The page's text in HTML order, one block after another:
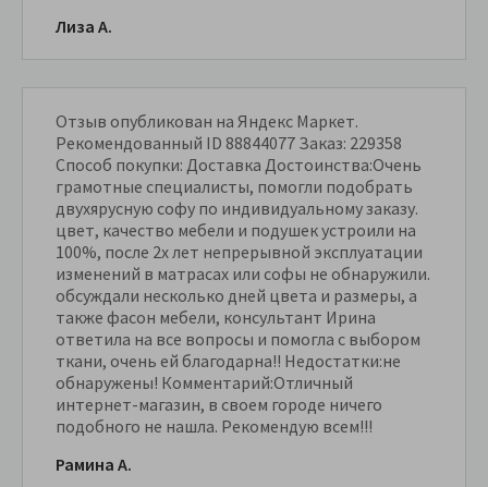
Лиза А.
Отзыв опубликован на Яндекс Маркет.
Рекомендованный ID 88844077 Заказ: 229358
Способ покупки: Доставка Достоинства:Очень
грамотные специалисты, помогли подобрать
двухярусную софу по индивидуальному заказу.
цвет, качество мебели и подушек устроили на
100%, после 2х лет непрерывной эксплуатации
изменений в матрасах или софы не обнаружили.
обсуждали несколько дней цвета и размеры, а
также фасон мебели, консультант Ирина
ответила на все вопросы и помогла с выбором
ткани, очень ей благодарна!! Недостатки:не
обнаружены! Комментарий:Отличный
интернет-магазин, в своем городе ничего
подобного не нашла. Рекомендую всем!!!
Рамина А.